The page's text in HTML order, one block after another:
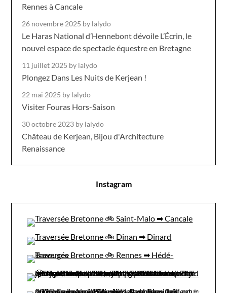
Rennes à Cancale
26 novembre 2025 by lalydo
Le Haras National d’Hennebont dévoile L’Écrin, le
nouvel espace de spectacle équestre en Bretagne
11 juillet 2025 by lalydo
Plongez Dans Les Nuits de Kerjean !
22 mai 2025 by lalydo
Visiter Fouras Hors-Saison
30 octobre 2023 by lalydo
Château de Kerjean, Bijou d'Architecture
Renaissance
Instagram